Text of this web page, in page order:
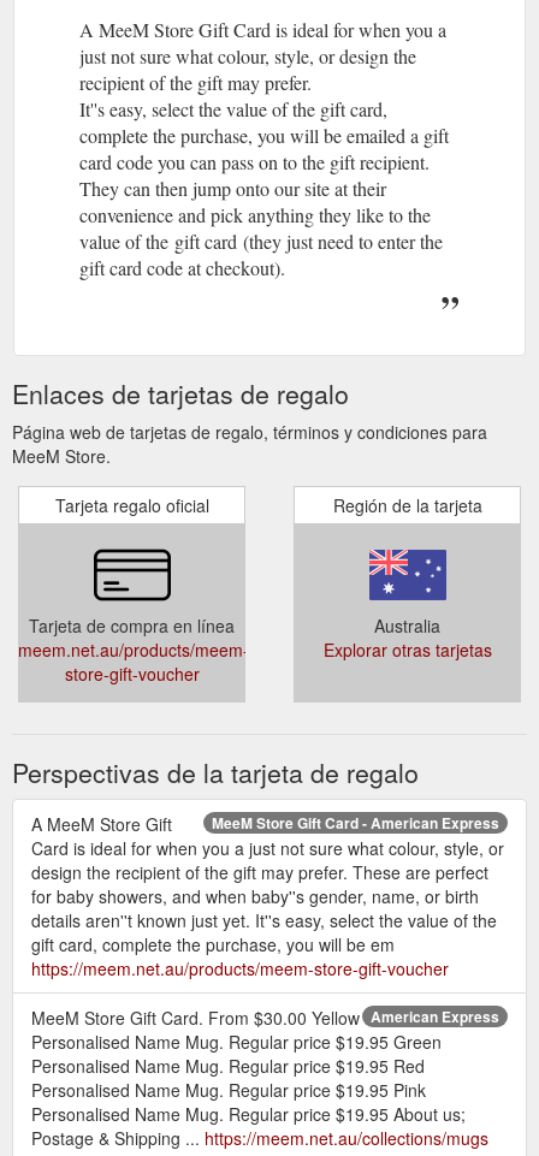
A MeeM Store Gift Card is ideal for when you a
just not sure what colour, style, or design the
recipient of the gift may prefer.
It''s easy, select the value of the gift card,
complete the purchase, you will be emailed a gift
card code you can pass on to the gift recipient.
They can then jump onto our site at their
convenience and pick anything they like to the
value of the gift card (they just need to enter the
gift card code at checkout).
Enlaces de tarjetas de regalo
Página web de tarjetas de regalo, términos y condiciones para
MeeM Store.
Tarjeta regalo oficial
Tarjeta de compra en línea
meem.net.au/products/meem-
store-gift-voucher
Región de la tarjeta
Australia
Explorar otras tarjetas
Perspectivas de la tarjeta de regalo
MeeM Store Gift Card - American Express
A MeeM Store Gift
Card is ideal for when you a just not sure what colour, style, or
design the recipient of the gift may prefer. These are perfect
for baby showers, and when baby''s gender, name, or birth
details aren''t known just yet. It''s easy, select the value of the
gift card, complete the purchase, you will be em
https://meem.net.au/products/meem-store-gift-voucher
American Express
MeeM Store Gift Card. From $30.00 Yellow
Personalised Name Mug. Regular price $19.95 Green
Personalised Name Mug. Regular price $19.95 Red
Personalised Name Mug. Regular price $19.95 Pink
Personalised Name Mug. Regular price $19.95 About us;
Postage & Shipping ... https://meem.net.au/collections/mugs